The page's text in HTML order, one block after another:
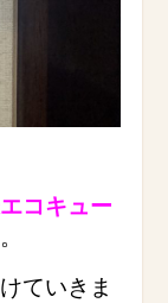
コキュー
ていきま